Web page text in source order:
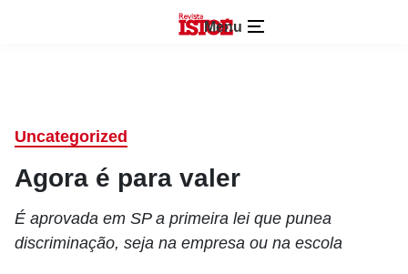
Menu
Uncategorized
Agora é para valer
É aprovada em SP a primeira lei que punea
discriminação, seja na empresa ou na escola